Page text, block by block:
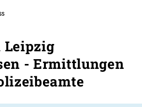
- Ermittlungen